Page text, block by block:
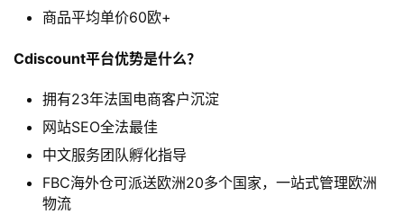
商品平均单价60欧+
Cdiscount平台优势是什么？
拥有23年法国电商客户沉淀
网站SEO全法最佳
中文服务团队孵化指导
FBC海外仓可派送欧洲20多个国家，一站式管理欧洲
物流